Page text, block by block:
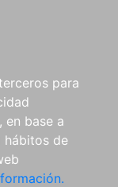
para
en base a
hábitos de